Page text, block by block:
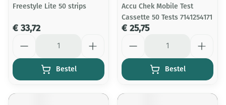
Freestyle Lite 50 strips
€ 33,72
Bestel
Accu Chek Mobile Test
Cassette 50 Tests 7141254171
€ 25,75
Bestel